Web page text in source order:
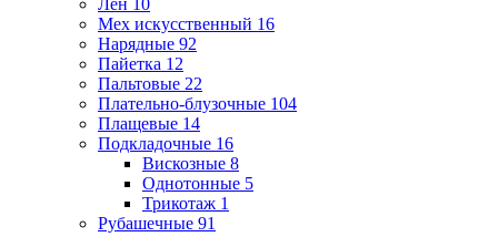
Мех искусственный 16
Нарядные 92
Пайетка 12
Пальтовые 22
Плательно-блузочные 104
Плащевые 14
Подкладочные 16
Вискозные 8
Однотонные 5
Трикотаж 1
Рубашечные 91